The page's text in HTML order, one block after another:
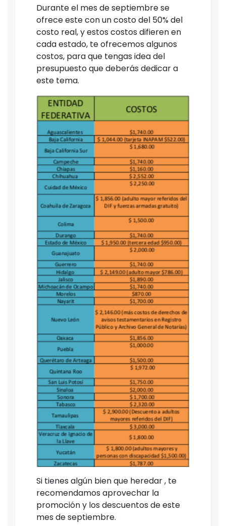
Durante el mes de septiembre se
ofrece este con un costo del 50% del
costo real, y estos costos difieren en
cada estado, te ofrecemos algunos
costos, para que tengas idea del
presupuesto que deberás dedicar a
este tema.
Si tienes algún bien que heredar , te
recomendamos aprovechar la
promoción y los descuentos de este
mes de septiembre.